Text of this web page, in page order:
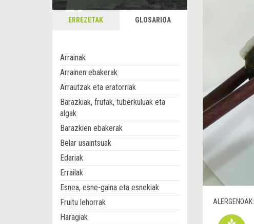
ERREZETAK GLOSARIOA
Arrainak
Arrainen ebakerak
Arrautzak eta eratorriak
Barazkiak, frutak, tuberkuluak eta
algak
Barazkien ebakerak
Belar usaintsuak
Edariak
Errailak
Esnea, esne-gaina eta esnekiak
Fruitu lehorrak
Haragiak
ALERGENOAK: